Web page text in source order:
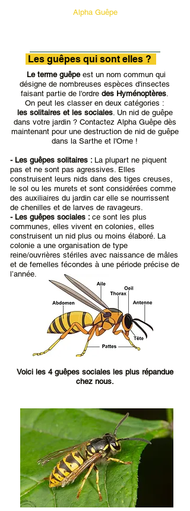
Alpha Guêpe"
Les guêpes qui sont elles ?
Le terme guêpeest un nom commun qui
désigne de nombreuses espèces d'insectes
faisant partie de l'ordre des Hyménoptères.
On peut les classer en deux catégories :
les solitaires et les sociales. Un nid de guêpe
dans votre jardin ? Contactez Alpha Guêpe dès
maintenant pour une destruction de nid de guêpe
dans la Sarthe et l'Orne !
- Les guêpes solitaires : La plupart ne piquent
pas et ne sont pas agressives. Elles
construisent leurs nids dans des tiges creuses,
le sol ou les murets et sont considérées comme
des auxiliaires du jardin car elle se nourrissent
de chenilles et de larves de ravageurs.
- Les guêpes sociales : ce sont les plus
communes, elles vivent en colonies, elles
construisent un nid plus ou moins élaboré. La
colonie a une organisation de type
reine/ouvrières stériles avec naissance de mâles
et de femelles fécondes à une période précise de
l’année.
Voici les 4 guêpes sociales les plus répandue
chez nous.